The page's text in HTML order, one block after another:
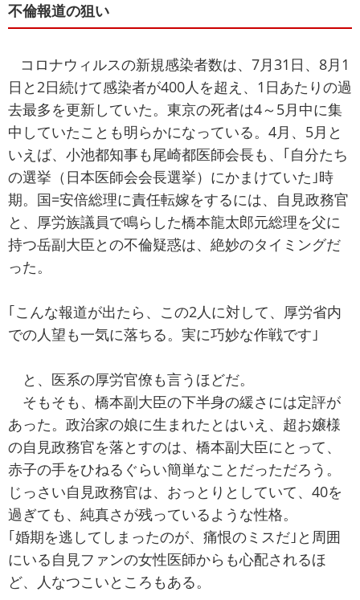
不倫報道の狙い
コロナウィルスの新規感染者数は、7月31日、8月1
日と2日続けて感染者が400人を超え、1日あたりの過
去最多を更新していた。東京の死者は4～5月中に集
中していたことも明らかになっている。4月、5月と
いえば、小池都知事も尾崎都医師会長も、｢自分たち
の選挙（日本医師会会長選挙）にかまけていた｣時
期。国=安倍総理に責任転嫁をするには、自見政務官
と、厚労族議員で鳴らした橋本龍太郎元総理を父に
持つ岳副大臣との不倫疑惑は、絶妙のタイミングだ
った。
｢こんな報道が出たら、この2人に対して、厚労省内
での人望も一気に落ちる。実に巧妙な作戦です｣
と、医系の厚労官僚も言うほどだ。
そもそも、橋本副大臣の下半身の緩さには定評が
あった。政治家の娘に生まれたとはいえ、超お嬢様
の自見政務官を落とすのは、橋本副大臣にとって、
赤子の手をひねるぐらい簡単なことだっただろう。
じっさい自見政務官は、おっとりとしていて、40を
過ぎても、純真さが残っているような性格。
｢婚期を逃してしまったのが、痛恨のミスだ｣と周囲
にいる自見ファンの女性医師からも心配されるほ
ど、人なつこいところもある。